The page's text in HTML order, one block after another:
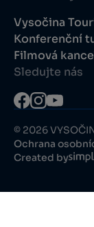
Vysočina
Konferenční
Filmová
Sledujte nás
© 2026
Ochrana
Created by